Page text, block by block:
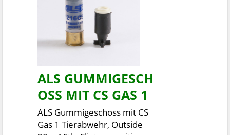
ALS GUMMIGESCH
OSS MIT CS GAS 1
ALS Gummigeschoss mit CS
Gas 1 Tierabwehr, Outside